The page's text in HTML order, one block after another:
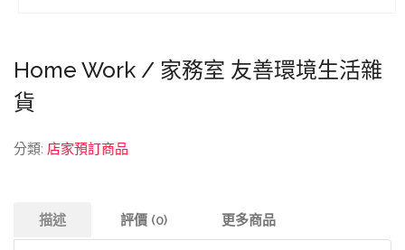
Home Work / 家務室 友善環境生活雜
貨
分類: 店家預訂商品
描述 評價 (0) 更多商品